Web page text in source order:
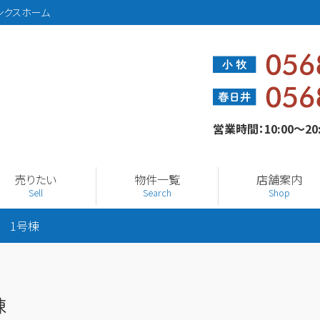
クスホーム
営業時間：10:00～
売りたい
Sell
物件一覧
Search
店舗案内
Shop
1号棟